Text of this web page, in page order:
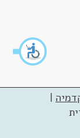
|